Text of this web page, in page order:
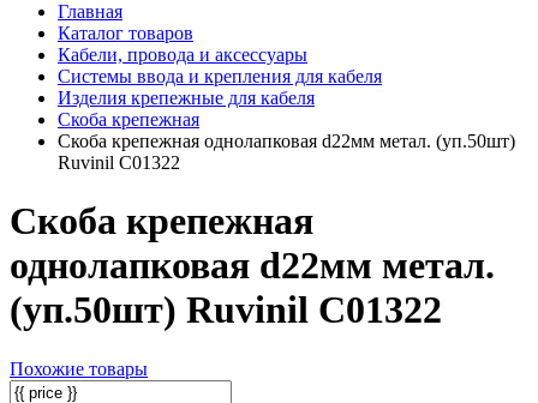
Главная
Каталог товаров
Кабели, провода и аксессуары
Системы ввода и крепления для кабеля
Изделия крепежные для кабеля
Скоба крепежная
Скоба крепежная однолапковая d22мм метал. (уп.50шт)
Ruvinil С01322
Скоба крепежная
однолапковая d22мм метал.
(уп.50шт) Ruvinil С01322
Похожие товары